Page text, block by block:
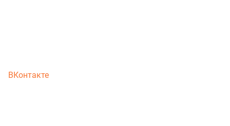
ВКонтакте